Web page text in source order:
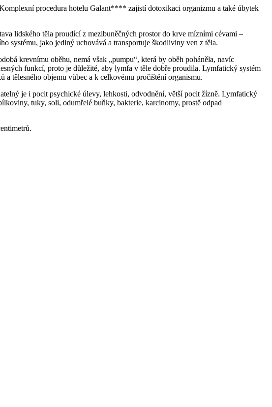
procedura hotelu Galant**** zajistí dotoxikaci organizmu a také úbytek
lidského těla proudící z mezibuněčných prostor do krve mízními cévami –
systému, jako jediný uchovává a transportuje škodliviny ven z těla.
krevnímu oběhu, nemá však „pumpu“, která by oběh poháněla, navíc
funkcí, proto je důležité, aby lymfa v těle dobře proudila. Lymfatický systém
tělesného objemu vůbec a k celkovému pročištění organismu.
je i pocit psychické úlevy, lehkosti, odvodnění, větší pocit žízně. Lymfatický
tuky, soli, odumřelé buňky, bakterie, karcinomy, prostě odpad